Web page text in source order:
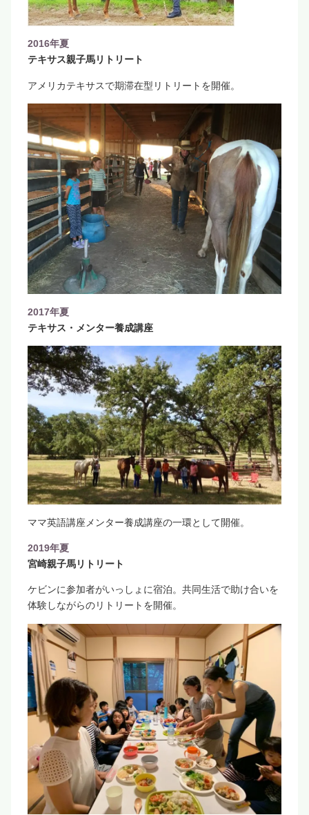
2016年夏
テキサス親子馬リトリート
アメリカテキサスで期滞在型リトリートを開催。
2017年夏
テキサス・メンター養成講座
ママ英語講座メンター養成講座の一環として開催。
2019年夏
宮崎親子馬リトリート
ケビンに参加者がいっしょに宿泊。共同生活で助け合いを
体験しながらのリトリートを開催。